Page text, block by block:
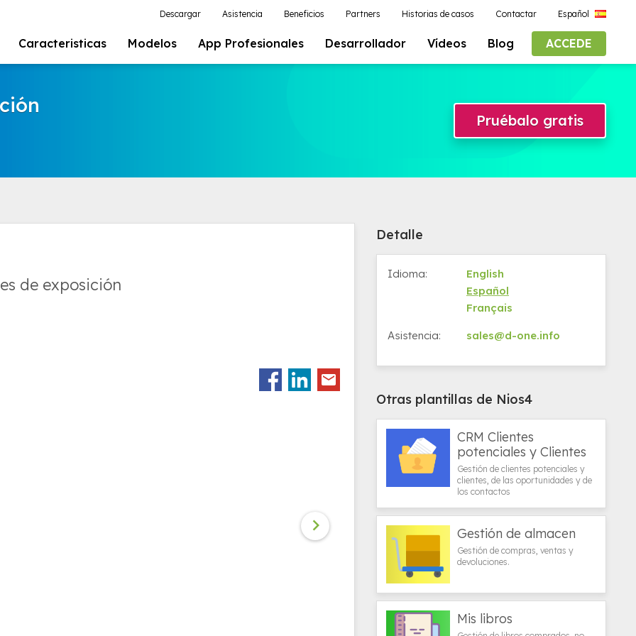
Descargar Asistencia Beneficios Partners Historias de casos Contactar Español
Caracteristicas Modelos App Profesionales Desarrollador Vídeos Blog ACCEDE
Pruébalo gratis
de exposición

Detalle
Idioma:
English
Español
Français
Asistencia: sales@d-one.info
Otras plantillas de Nios4
CRM Clientes
potenciales y Clientes
Gestión de clientes potenciales y
clientes, de las oportunidades y de
los contactos
Gestión de almacen
Gestión de compras, ventas y
devoluciones.
Mis libros